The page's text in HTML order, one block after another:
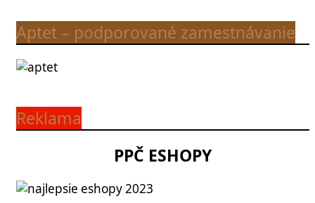
Aptet – podporované zamestnávanie
Reklama
PPČ ESHOPY